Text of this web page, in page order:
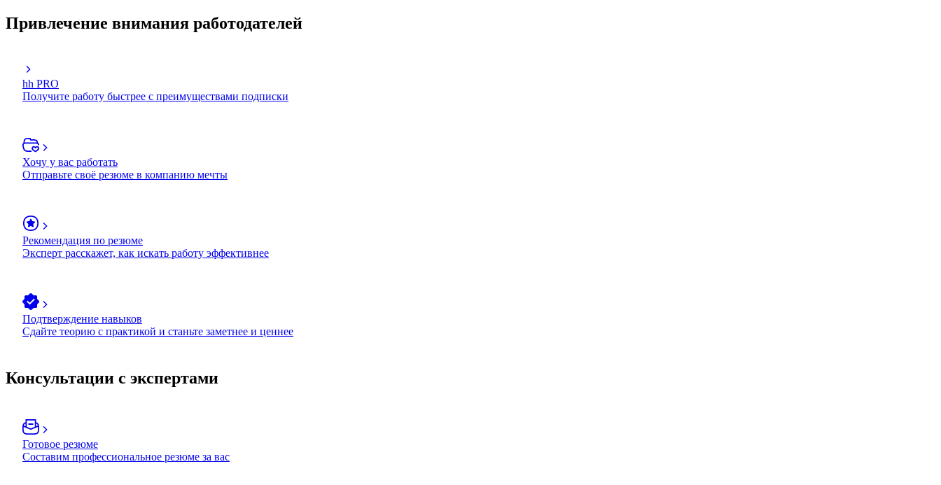
Привлечение внимания работодателей
hh PRO
Получите работу быстрее с преимуществами подписки
Хочу у вас работать
Отправьте своё резюме в компанию мечты
Рекомендация по резюме
Эксперт расскажет, как искать работу эффективнее
Подтверждение навыков
Сдайте теорию с практикой и станьте заметнее и ценнее
Консультации с экспертами
Готовое резюме
Составим профессиональное резюме за вас